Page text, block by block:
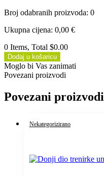
Broj odabranih proizvoda: 0
Ukupna cijena: 0,00 €
0 Items, Total $0.00
Dodaj u košaricu
Moglo bi Vas zanimati
Povezani proizvodi
Povezani proizvodi
Nekategorizirano